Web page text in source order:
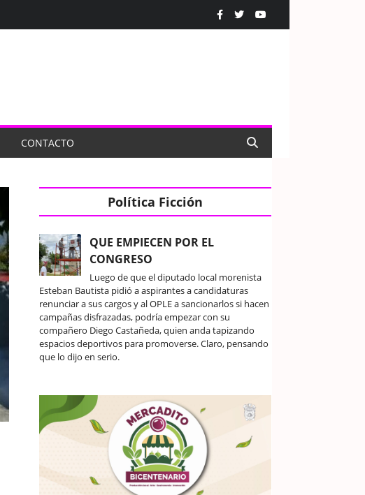
CONTACTO
Política Ficción
QUE EMPIECEN POR EL
CONGRESO
Luego de que el diputado local morenista
Esteban Bautista pidió a aspirantes a candidaturas
renunciar a sus cargos y al OPLE a sancionarlos si hacen
campañas disfrazadas, podría empezar con su
compañero Diego Castañeda, quien anda tapizando
espacios deportivos para promoverse. Claro, pensando
que lo dijo en serio.